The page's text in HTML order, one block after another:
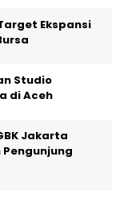
Ekspansi
Studio
di Aceh
Jakarta
Pengunjung